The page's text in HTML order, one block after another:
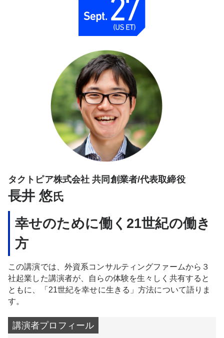
タクトピア株式会社 共同創業者/代表取締役
長井 悠氏
幸せのために働く21世紀の働き
方
この講演では、外資系コンサルティングファームから３
社起業した講演者が、自らの体験を生々しく共有すると
ともに、「21世紀を幸せに生きる」方法について語りま
す。